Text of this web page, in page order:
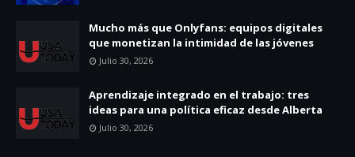
Mucho más que Onlyfans: equipos digitales
que monetizan la intimidad de las jóvenes
Julio 30, 2026
Aprendizaje integrado en el trabajo: tres
ideas para una política eficaz desde Alberta
Julio 30, 2026